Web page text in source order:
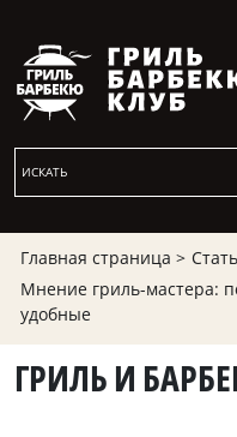
Главная страница >
Мнение гриль-мастера:
удобные
ГРИЛЬ И